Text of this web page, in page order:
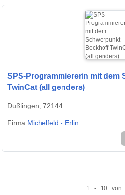
SPS-Programmiererin mit dem
TwinCat (all genders)
Dußlingen, 72144
Firma:Michelfeld - Erlin
1 - 10 von